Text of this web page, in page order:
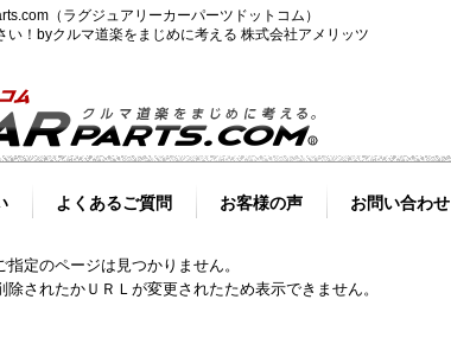
（ラグジュアリーカーパーツドットコム）
！byクルマ道楽をまじめに考える 株式会社アメリッツ
よくあるご質問 お客様の声 お問い合わせ
指定のページは見つかりません。
除されたかＵＲＬが変更されたため表示できません。